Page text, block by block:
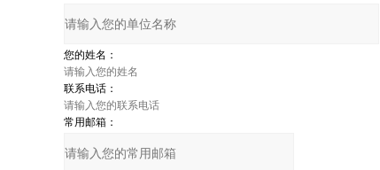
您的姓名：
联系电话：
常用邮箱：